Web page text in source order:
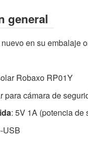
general
en su embalaje
Robaxo RP01Y
para cámara de
: 5V 1A (potencia
USB